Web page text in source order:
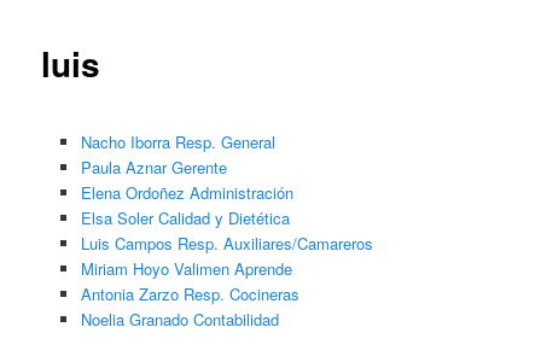
luis
Nacho Iborra Resp. General
Paula Aznar Gerente
Elena Ordoñez Administración
Elsa Soler Calidad y Dietética
Luis Campos Resp. Auxiliares/Camareros
Miriam Hoyo Valimen Aprende
Antonia Zarzo Resp. Cocineras
Noelia Granado Contabilidad